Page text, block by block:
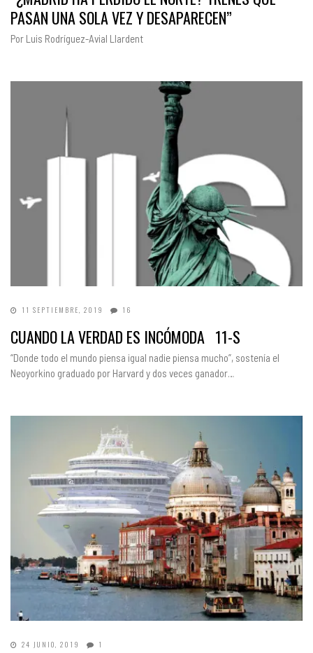
PASAN UNA SOLA VEZ Y DESAPARECEN”
Por Luis Rodríguez-Avial Llardent
11 SEPTIEMBRE, 2019 16
CUANDO LA VERDAD ES INCÓMODA 11-S
“Donde todo el mundo piensa igual nadie piensa mucho”, sostenía el
Neoyorkino graduado por Harvard y dos veces ganador…
24 JUNIO, 2019 1